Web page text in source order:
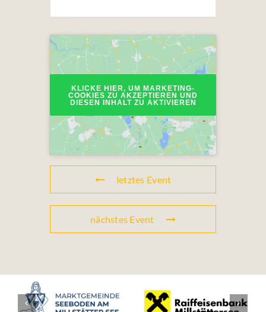
KLICKE HIER, UM MARKETING-
COOKIES ZU AKZEPTIEREN UND
DIESEN INHALT ZU AKTIVIEREN
letztes Event
nächstes Event